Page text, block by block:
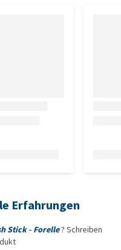
Erfahrungen
Stick - Forelle? Schreiben